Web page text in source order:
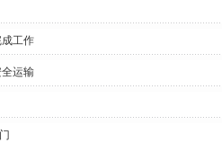
工作
运输